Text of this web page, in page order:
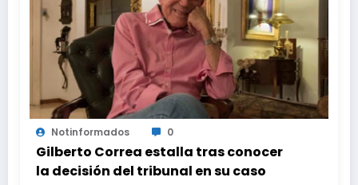
Notinformados 0
Gilberto Correa estalla tras conocer
la decisión del tribunal en su caso